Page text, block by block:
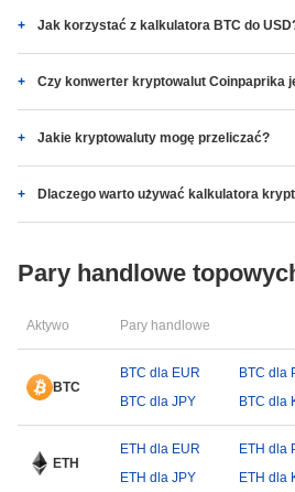
Jak korzystać z kalkulatora BTC do
Czy konwerter kryptowalut Coinpaprika
Jakie kryptowaluty mogę przeliczać?
Dlaczego warto używać kalkulatora
Pary handlowe
Aktywo Pary handlowe
BTC
BTC dla EUR BTC dla
BTC dla JPY
BTC dla
ETH
ETH dla EUR ETH dla
ETH dla JPY
ETH dla